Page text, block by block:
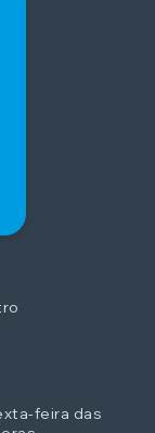
feira das